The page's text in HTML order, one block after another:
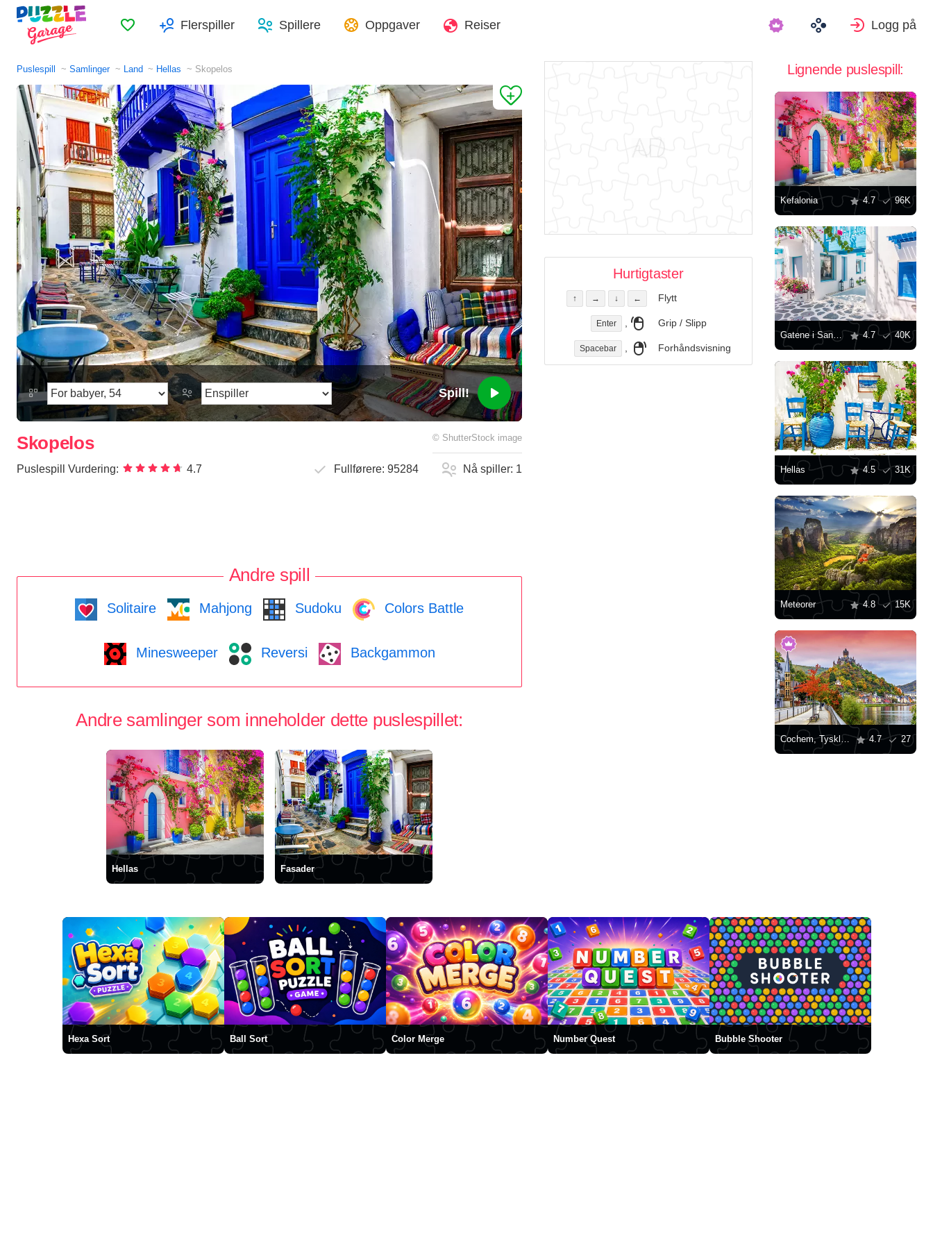
FavoritterFlerspiller Spillere Oppgaver Reiser Logg på
Puslespill Samlinger Land Hellas Skopelos
Spill!
Skopelos © ShutterStock image
Puslespill Vurdering: 4.7 Fullførere:95284 Nå spiller: 1
Andre spill
Solitaire Mahjong Sudoku Colors Battle
Minesweeper Reversi Backgammon
Andre samlinger som inneholder dette puslespillet:
Hellas Fasader
Hurtigtaster
↑ → ↓ ← Flytt
Enter , Grip / Slipp
Spacebar , Forhåndsvisning
Lignende puslespill:
Kefalonia 4.7 96K
Gatene i Santorini 4.7 40K
Hellas 4.5 31K
Meteorer 4.8 15K
Cochem, Tyskland 4.7 27
Hexa Sort Ball Sort Color Merge Number Quest Bubble Shooter